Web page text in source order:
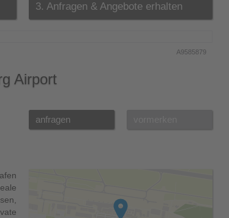
3. Anfragen & Angebote erhalten
A9585879
Airport
anfragen